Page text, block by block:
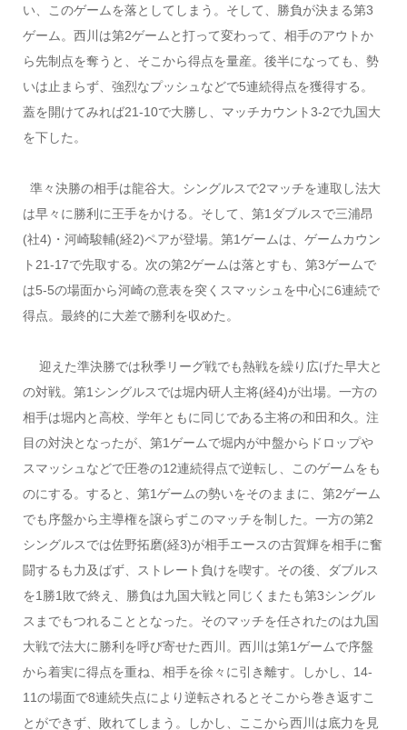
い、このゲームを落としてしまう。そして、勝負が決まる第3
ゲーム。西川は第2ゲームと打って変わって、相手のアウトか
ら先制点を奪うと、そこから得点を量産。後半になっても、勢
いは止まらず、強烈なプッシュなどで5連続得点を獲得する。
蓋を開けてみれば21-10で大勝し、マッチカウント3-2で九国大
を下した。
準々決勝の相手は龍谷大。シングルスで2マッチを連取し法大
は早々に勝利に王手をかける。そして、第1ダブルスで三浦昂
(社4)・河崎駿輔(経2)ペアが登場。第1ゲームは、ゲームカウン
ト21-17で先取する。次の第2ゲームは落とすも、第3ゲームで
は5-5の場面から河崎の意表を突くスマッシュを中心に6連続で
得点。最終的に大差で勝利を収めた。
迎えた準決勝では秋季リーグ戦でも熱戦を繰り広げた早大と
の対戦。第1シングルスでは堀内研人主将(経4)が出場。一方の
相手は堀内と高校、学年ともに同じである主将の和田和久。注
目の対決となったが、第1ゲームで堀内が中盤からドロップや
スマッシュなどで圧巻の12連続得点で逆転し、このゲームをも
のにする。すると、第1ゲームの勢いをそのままに、第2ゲーム
でも序盤から主導権を譲らずこのマッチを制した。一方の第2
シングルスでは佐野拓磨(経3)が相手エースの古賀輝を相手に奮
闘するも力及ばず、ストレート負けを喫す。その後、ダブルス
を1勝1敗で終え、勝負は九国大戦と同じくまたも第3シングル
スまでもつれることとなった。そのマッチを任されたのは九国
大戦で法大に勝利を呼び寄せた西川。西川は第1ゲームで序盤
から着実に得点を重ね、相手を徐々に引き離す。しかし、14-
11の場面で8連続失点により逆転されるとそこから巻き返すこ
とができず、敗れてしまう。しかし、ここから西川は底力を見